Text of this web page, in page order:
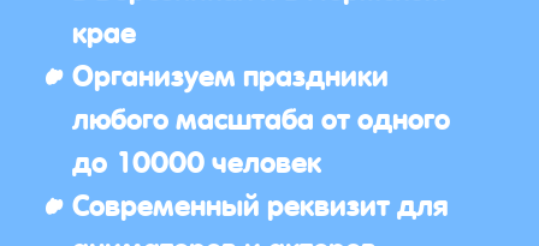
крае
Организуем праздники
любого масштаба от одного
до 10000 человек
Современный реквизит для